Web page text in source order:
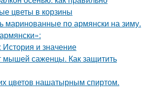
цветы в корзины
маринованные по армянски на зиму.
и значение
мышей саженцы. Как защитить
цветов нашатырным спиртом.